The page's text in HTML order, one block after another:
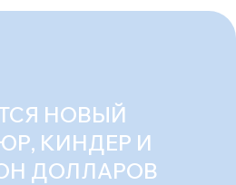
НОВЫЙ
КИНДЕР И
ДОЛЛАРОВ